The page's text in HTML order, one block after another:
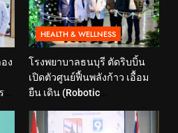
ง
HEALTH & WELLNESS
โรงพยาบาลธนบุรี ตัดริบบิ้น
เปิดตัวศูนย์ฟื้นพลังก้าว เอื้อม
ยืน เดิน (Robotic
เทคโนโลยีสุดล้ำ หุ่นยนต์ฝึก